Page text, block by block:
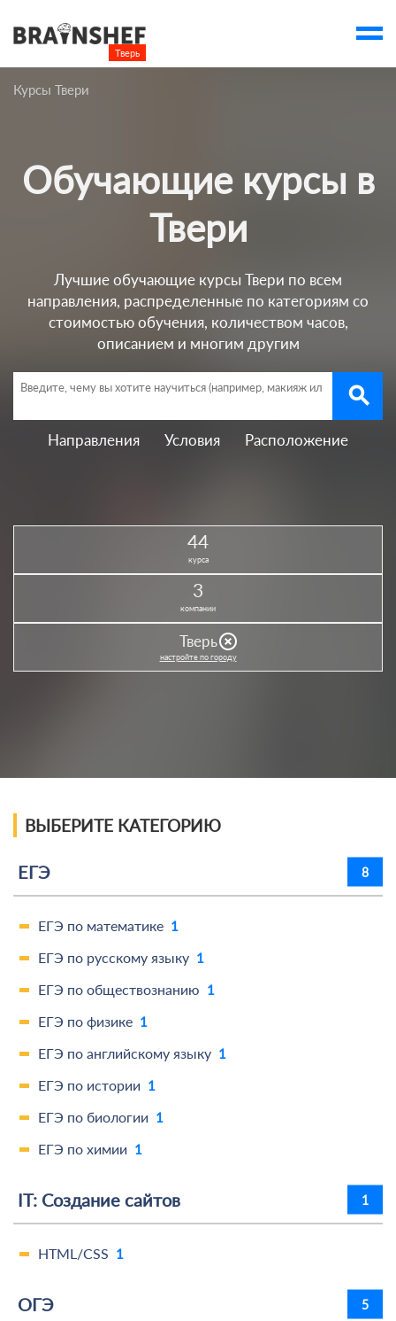
Тверь
Курсы Твери
Ивенты
Курсы Твери
Обучающие курсы в
Твери
Лучшие обучающие курсы Твери по всем
направления, распределенные по категориям со
стоимостью обучения, количеством часов,
описанием и многим другим
search
Направления Условия Расположение
44
курса
3
компании
Тверьhighlight_off
настройте по городу
ВЫБЕРИТЕ КАТЕГОРИЮ
ЕГЭ 8
ЕГЭ по математике 1
ЕГЭ по русскому языку 1
ЕГЭ по обществознанию 1
ЕГЭ по физике 1
ЕГЭ по английскому языку 1
ЕГЭ по истории 1
ЕГЭ по биологии 1
ЕГЭ по химии 1
IT: Создание сайтов 1
HTML/CSS 1
ОГЭ 5